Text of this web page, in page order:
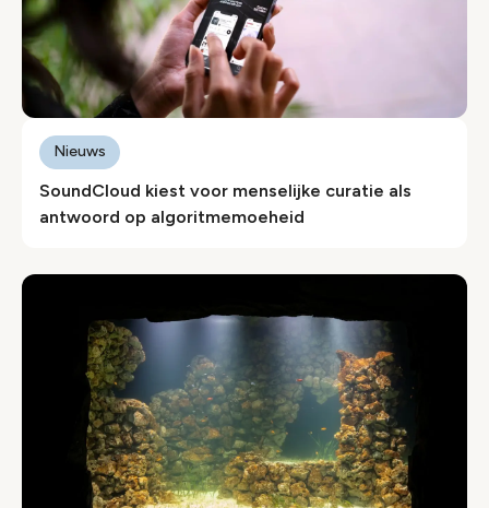
SoundCloud kiest voor menselijke curatie als
antwoord op algoritmemoeheid
Nieuws